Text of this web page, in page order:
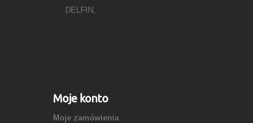
DELFIN,
Moje konto
Moje zamówienia